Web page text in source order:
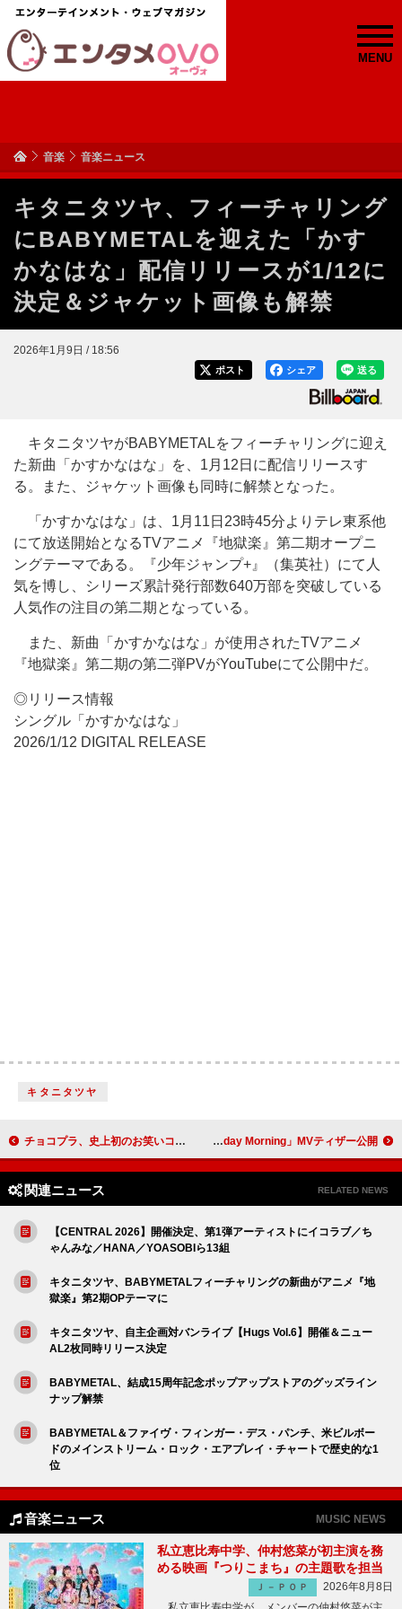
MENU
音楽 音楽ニュース
キタニタツヤ、フィーチャリング
にBABYMETALを迎えた「かす
かなはな」配信リリースが1/12に
決定＆ジャケット画像も解禁
2026年1月9日 / 18:56
送る
シェア
ポスト
キタニタツヤがBABYMETALをフィーチャリングに迎え
た新曲「かすかなはな」を、1月12日に配信リリースす
る。また、ジャケット画像も同時に解禁となった。
「かすかなはな」は、1月11日23時45分よりテレ東系他
にて放送開始となるTVアニメ『地獄楽』第二期オープニ
ングテーマである。『少年ジャンプ+』（集英社）にて人
気を博し、シリーズ累計発行部数640万部を突破している
人気作の注目の第二期となっている。
また、新曲「かすかなはな」が使用されたTVアニメ
『地獄楽』第二期の第二弾PVがYouTubeにて公開中だ。
◎リリース情報
シングル「かすかなはな」
2026/1/12 DIGITAL RELEASE
キタニタツヤ
チョコプラ、史上初のお笑いコンビとして初登場で“風呂キャン”がテーマの楽曲披露 ＜THE FIRST TAKE＞ ILLIT、クラシカルな制服ルックで登場する「Sunday Morning」MVティザー公開
関連ニュース RELATED NEWS
【CENTRAL 2026】開催決定、第1弾アーティストにイコラブ／ち
ゃんみな／HANA／YOASOBIら13組
キタニタツヤ、BABYMETALフィーチャリングの新曲がアニメ『地
獄楽』第2期OPテーマに
キタニタツヤ、自主企画対バンライブ【Hugs Vol.6】開催＆ニュー
AL2枚同時リリース決定
BABYMETAL、結成15周年記念ポップアップストアのグッズライン
ナップ解禁
BABYMETAL＆ファイヴ・フィンガー・デス・パンチ、米ビルボー
ドのメインストリーム・ロック・エアプレイ・チャートで歴史的な1
位
音楽ニュース MUSIC NEWS
私立恵比寿中学、仲村悠菜が初主演を務
める映画『つりこまち』の主題歌を担当
Ｊ－ＰＯＰ
2026年8月8日